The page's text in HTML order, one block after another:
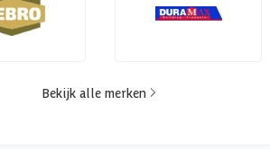
Bekijk alle merken